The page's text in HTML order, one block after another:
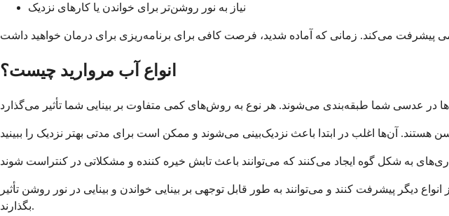
نیاز به نور روشن‌تر برای خواندن یا کارهای نزدیک
انواع آب مروارید چیست؟
دیگر پیشرفت کنند و می‌توانند به طور قابل توجهی بر بینایی خواندن و بینایی در نور روشن تأثیر
بگذارند.